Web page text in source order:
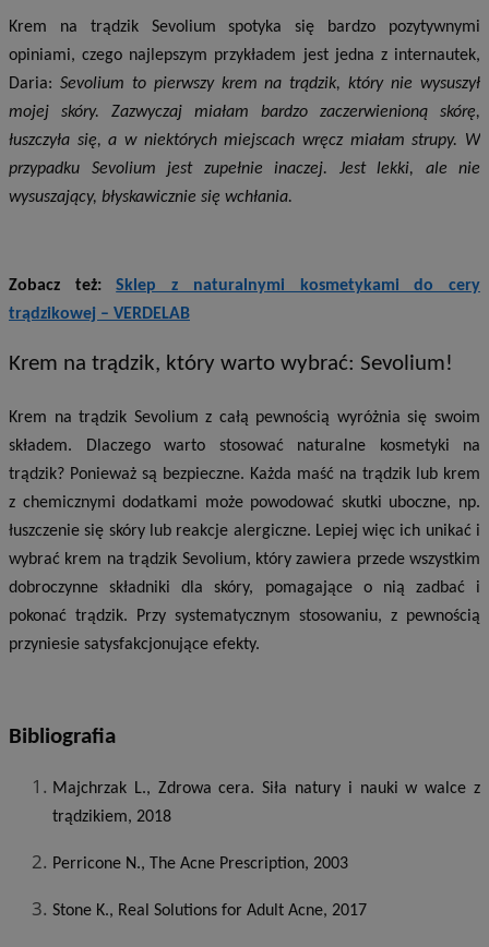
Krem na trądzik Sevolium spotyka się bardzo pozytywnymi
opiniami, czego najlepszym przykładem jest jedna z internautek,
Daria: Sevolium to pierwszy krem na trądzik, który nie wysuszył
mojej skóry. Zazwyczaj miałam bardzo zaczerwienioną skórę,
łuszczyła się, a w niektórych miejscach wręcz miałam strupy. W
przypadku Sevolium jest zupełnie inaczej. Jest lekki, ale nie
wysuszający, błyskawicznie się wchłania.
Zobacz też:Sklep z naturalnymi kosmetykami do cery
trądzikowej – VERDELAB
Krem na trądzik, który warto wybrać: Sevolium!
Krem na trądzik Sevolium z całą pewnością wyróżnia się swoim
składem. Dlaczego warto stosować naturalne kosmetyki na
trądzik? Ponieważ są bezpieczne. Każda maść na trądzik lub krem
z chemicznymi dodatkami może powodować skutki uboczne, np.
łuszczenie się skóry lub reakcje alergiczne. Lepiej więc ich unikać i
wybrać krem na trądzik Sevolium, który zawiera przede wszystkim
dobroczynne składniki dla skóry, pomagające o nią zadbać i
pokonać trądzik. Przy systematycznym stosowaniu, z pewnością
przyniesie satysfakcjonujące efekty.
Bibliografia
Majchrzak L., Zdrowa cera. Siła natury i nauki w walce z
trądzikiem, 2018
Perricone N., The Acne Prescription, 2003
Stone K., Real Solutions for Adult Acne, 2017